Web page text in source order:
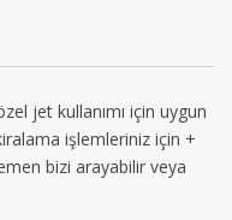
jet kullanımı için uygun
işlemleriniz için +
bizi arayabilir veya